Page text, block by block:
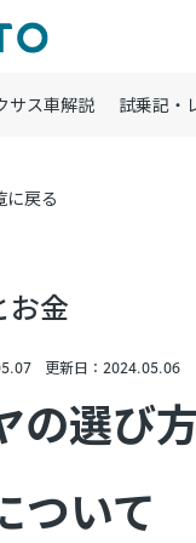
サス車解説 試乗記・
に戻る
お金
更新日：2024.05.06
の選び
ついて